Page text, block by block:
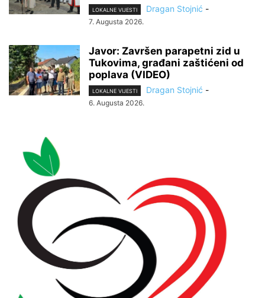
LOKALNE VIJESTI Dragan Stojnić -
7. Augusta 2026.
Javor: Završen parapetni zid u
Tukovima, građani zaštićeni od
poplava (VIDEO)
LOKALNE VIJESTI Dragan Stojnić -
6. Augusta 2026.